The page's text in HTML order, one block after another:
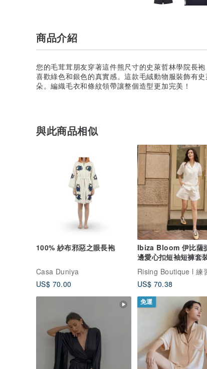
商品介紹
您的毛茸茸朋友穿著這件熊尺寸的史萊哲林學院長
喜歡綠色和銀色的真實感。這款毛絨動物服裝飾有
朵。編織毛衣和條紋領帶讓整個造型更加完美！
與此商品相似
100% 紗布邪惡之眼長袍
Casa Duniya
US$ 70.00
Ibiza Bloom 伊比薩
邊愛心扣短袖短褲套
白
US$ 70.38
免運